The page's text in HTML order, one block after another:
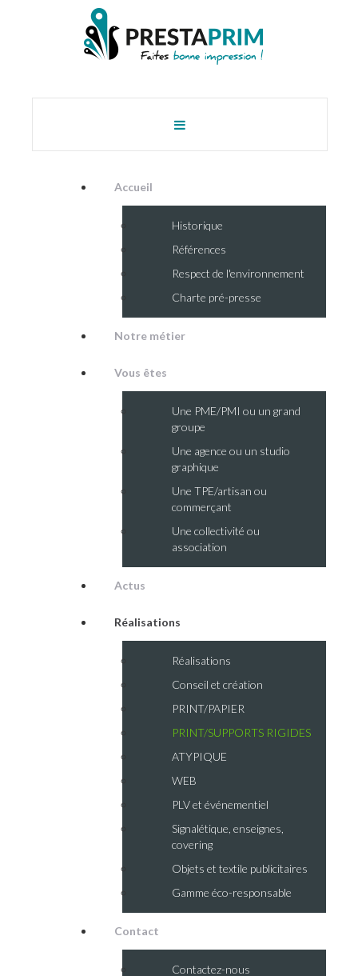
Accueil
Historique
Références
Respect de l'environnement
Charte pré-presse
Notre métier
Vous êtes
Une PME/PMI ou un grand
groupe
Une agence ou un studio
graphique
Une TPE/artisan ou
commerçant
Une collectivité ou
association
Actus
Réalisations
Réalisations
Conseil et création
PRINT/PAPIER
PRINT/SUPPORTS RIGIDES
ATYPIQUE
WEB
PLV et événementiel
Signalétique, enseignes,
covering
Objets et textile publicitaires
Gamme éco-responsable
Contact
Contactez-nous